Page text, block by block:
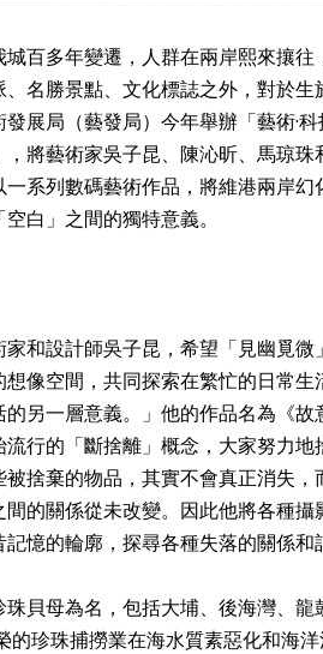
城百多年變遷，人群在兩岸熙來攘
名勝景點、文化標誌之外，對於生
展局（藝發局）今年舉辦「藝術·
將藝術家吳子昆、陳沁昕、馬琼
系列數碼藝術作品，將維港兩岸
白」之間的獨特意義。
和設計師吳子昆，希望「見幽覓微
想像空間，共同探索在繁忙的日常
另一層意義。」他的作品名為《
行的「斷捨離」概念，大家努力
捨棄的物品，其實不會真正消失
的關係從未改變。因此他將各種
憶的輪廓，探尋各種失落的關係和
貝母為名，包括大埔、後海灣、
的珍珠捕撈業在海水質素惡化和海